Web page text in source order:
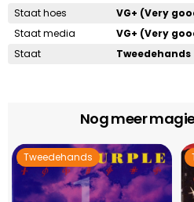
Staat hoes
VG+ (Very
Staat media
VG+ (Very
Staat
Tweedehands
Nog meer
Tweedehands